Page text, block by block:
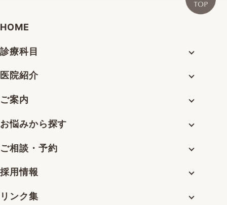
HOME
診療科目
医院紹介
ご案内
お悩みから探す
ご相談・予約
採用情報
リンク集